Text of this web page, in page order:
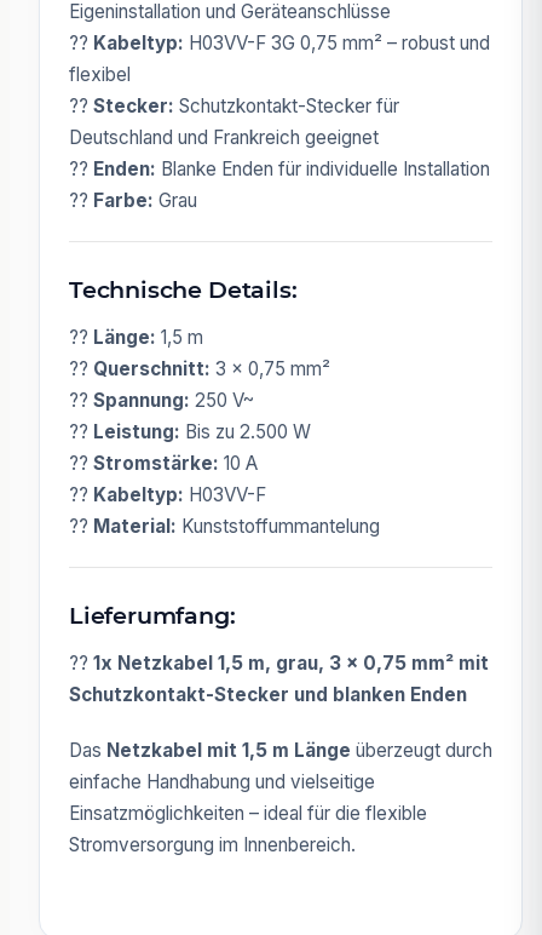
Eigeninstallation und Geräteanschlüsse
?? Kabeltyp: H03VV-F 3G 0,75 mm² – robust und
flexibel
?? Stecker: Schutzkontakt-Stecker für
Deutschland und Frankreich geeignet
?? Enden: Blanke Enden für individuelle Installation
?? Farbe: Grau
Technische Details:
?? Länge: 1,5 m
?? Querschnitt: 3 x 0,75 mm²
?? Spannung: 250 V~
?? Leistung: Bis zu 2.500 W
?? Stromstärke: 10 A
?? Kabeltyp: H03VV-F
?? Material: Kunststoffummantelung
Lieferumfang:
?? 1x Netzkabel 1,5 m, grau, 3 x 0,75 mm² mit
Schutzkontakt-Stecker und blanken Enden
Das Netzkabel mit 1,5 m Länge überzeugt durch
einfache Handhabung und vielseitige
Einsatzmöglichkeiten – ideal für die flexible
Stromversorgung im Innenbereich.